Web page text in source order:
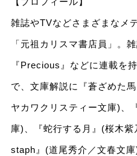
雑誌やTVなどさまざまなメ
「元祖カリスマ書店員」。
『Precious』などに連載を
で、文庫解説に『蒼ざめた
ヤカワクリスティー文庫)、
庫)、『蛇行する月』(桜木
staph』(道尾秀介／文春文庫